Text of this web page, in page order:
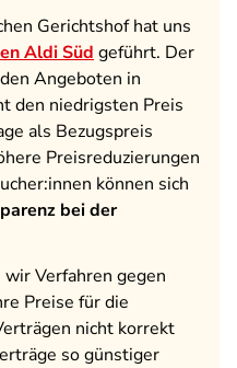
Gerichtshof hat uns
Aldi Süd geführt. Der
Angeboten in
den niedrigsten Preis
als Bezugspreis
Preisreduzierungen
können sich
bei der
Verfahren gegen
Preise für die
nicht korrekt
so günstiger